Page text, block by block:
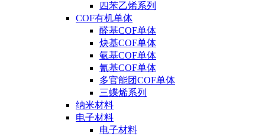
四苯乙烯系列
COF有机单体
醛基COF单体
炔基COF单体
氨基COF单体
氰基COF单体
多官能团COF单体
三蝶烯系列
纳米材料
电子材料
电子材料